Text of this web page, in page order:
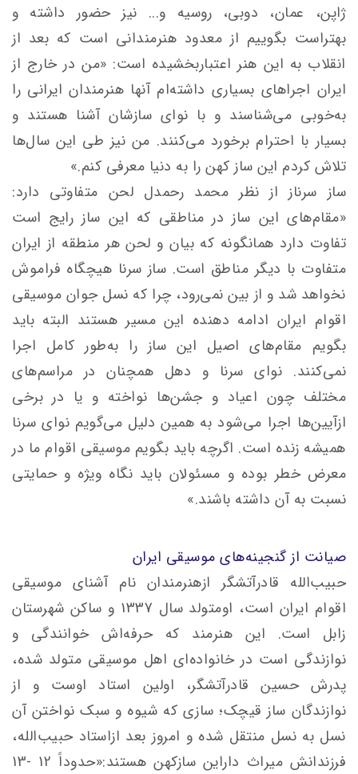
ژاپن، عمان، دوبی، روسیه و... نیز حضور داشته و
بهتراست بگوییم از معدود هنرمندانی است که بعد از
انقلاب به این هنر اعتباربخشیده است: «من در خارج از
ایران اجراهای بسیاری داشته‌ام آنها هنرمندان ایرانی را
به‌خوبی می‌شناسند و با نوای سازشان آشنا هستند و
بسیار با احترام برخورد می‌کنند. من نیز طی این سال‌ها
تلاش کردم این ساز کهن را به دنیا معرفی کنم.»
ساز سرناز از نظر محمد رحمدل لحن متفاوتی دارد:
«مقام‌های این ساز در مناطقی که این ساز رایج است
تفاوت دارد همانگونه که بیان و لحن هر منطقه از ایران
متفاوت با دیگر مناطق است. ساز سرنا هیچگاه فراموش
نخواهد شد و از بین نمی‌رود، چرا که نسل جوان موسیقی
اقوام ایران ادامه دهنده این مسیر هستند البته باید
بگویم مقام‌های اصیل این ساز را به‌طور کامل اجرا
نمی‌کنند. نوای سرنا و دهل همچنان در مراسم‌های
مختلف چون اعیاد و جشن‌ها نواخته و یا در برخی
ازآیین‌ها اجرا می‌شود به همین دلیل می‌گویم نوای سرنا
همیشه زنده است. اگرچه باید بگویم موسیقی اقوام ما در
معرض خطر بوده و مسئولان باید نگاه ویژه و حمایتی
نسبت به آن داشته باشند.»
صیانت از گنجینه‌های موسیقی ایران
حبیب‌الله قادرآتشگر ازهنرمندان نام آشنای موسیقی
اقوام ایران است، اومتولد سال 1337 و ساکن شهرستان
زابل است. این هنرمند که حرفه‌اش خوانندگی و
نوازندگی است در خانواده‌ای اهل موسیقی متولد شده،
پدرش حسین قادرآتشگر، اولین استاد اوست و از
نوازندگان ساز قیچک؛ ‌سازی که شیوه و سبک نواختن آن
نسل به نسل منتقل شده و امروز بعد ازاستاد حبیب‌الله،
فرزندانش میراث داراین سازکهن هستند:«حدوداً 12 -13